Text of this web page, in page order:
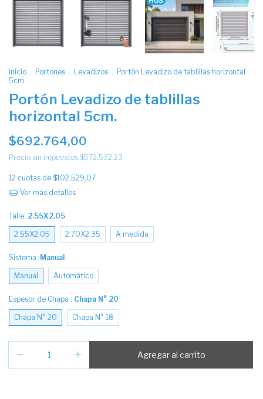
Inicio . Portones . Levadizos . Portón Levadizo de tablillas horizontal
5cm.
Portón Levadizo de tablillas
horizontal 5cm.
$692.764,00
Precio sin impuestos $572.532,23
12 cuotas de $102.529,07
Ver más detalles
Talle: 2.55X2.05
2.55X2.05 2.70X2.35 A medida
Sistema: Manual
Manual Automático
Espesor de Chapa : Chapa N° 20
Chapa N° 20 Chapa N° 18